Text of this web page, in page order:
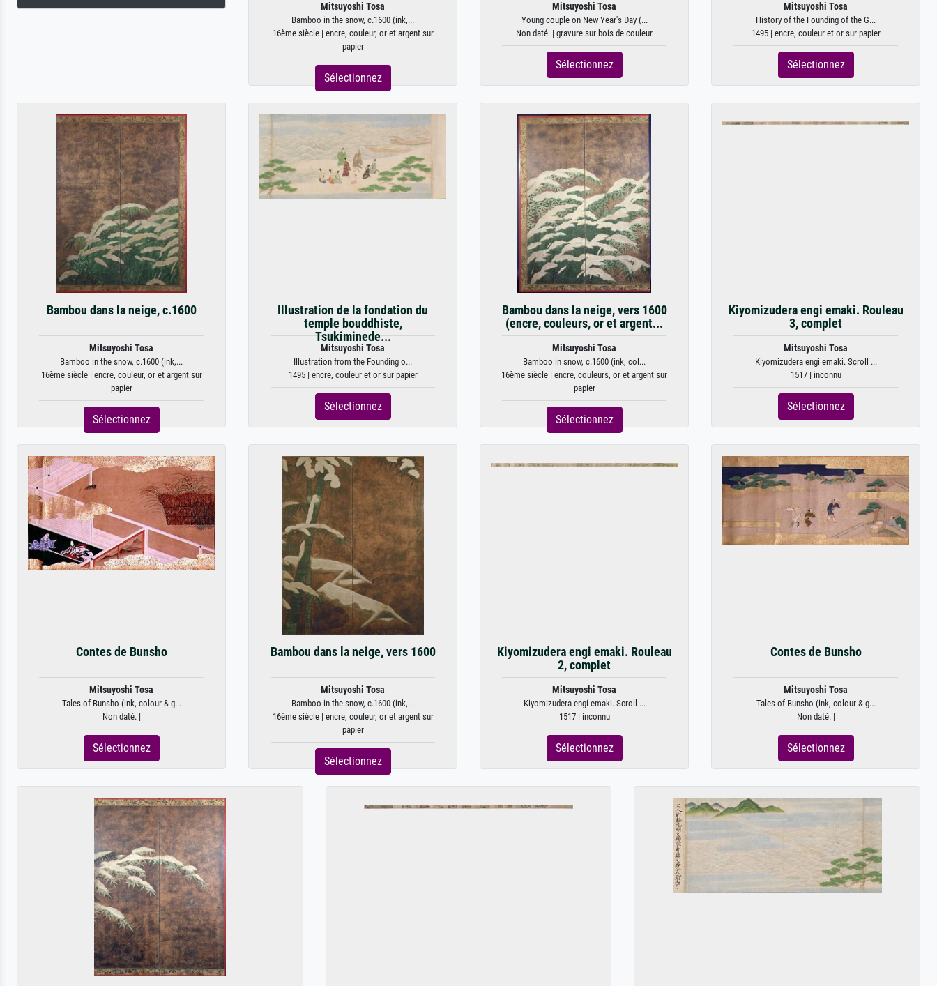
Mitsuyoshi Tosa
Bamboo in the snow, c.1600 (ink,...
16ème siècle | encre, couleur, or et argent sur
papier
Sélectionnez
Mitsuyoshi Tosa
Young couple on New Year's Day (...
Non daté. | gravure sur bois de couleur
Sélectionnez
Mitsuyoshi Tosa
History of the Founding of the G...
1495 | encre, couleur et or sur papier
Sélectionnez
Bambou dans la neige, c.1600
Mitsuyoshi Tosa
Bamboo in the snow, c.1600 (ink,...
16ème siècle | encre, couleur, or et argent sur
papier
Sélectionnez
Illustration de la fondation du
temple bouddhiste,
Tsukiminede...
Mitsuyoshi Tosa
Illustration from the Founding o...
1495 | encre, couleur et or sur papier
Sélectionnez
Bambou dans la neige, vers 1600
(encre, couleurs, or et argent...
Mitsuyoshi Tosa
Bamboo in snow, c.1600 (ink, col...
16ème siècle | encre, couleurs, or et argent sur
papier
Sélectionnez
Kiyomizudera engi emaki. Rouleau
3, complet
Mitsuyoshi Tosa
Kiyomizudera engi emaki. Scroll ...
1517 | inconnu
Sélectionnez
Contes de Bunsho
Mitsuyoshi Tosa
Tales of Bunsho (ink, colour & g...
Non daté. |
Sélectionnez
Bambou dans la neige, vers 1600
Mitsuyoshi Tosa
Bamboo in the snow, c.1600 (ink,...
16ème siècle | encre, couleur, or et argent sur
papier
Sélectionnez
Kiyomizudera engi emaki. Rouleau
2, complet
Mitsuyoshi Tosa
Kiyomizudera engi emaki. Scroll ...
1517 | inconnu
Sélectionnez
Contes de Bunsho
Mitsuyoshi Tosa
Tales of Bunsho (ink, colour & g...
Non daté. |
Sélectionnez